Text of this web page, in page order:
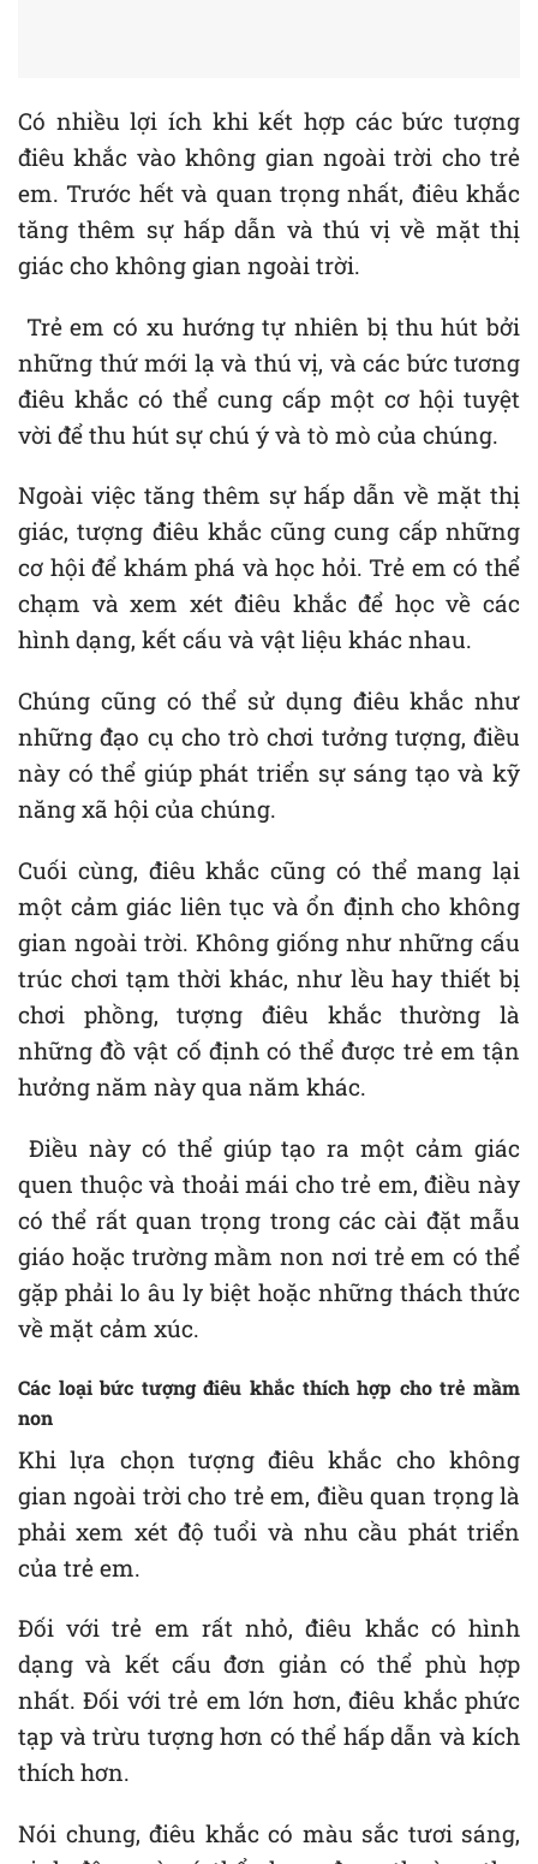
Có nhiều lợi ích khi kết hợp các bức tượng
điêu khắc vào không gian ngoài trời cho trẻ
em. Trước hết và quan trọng nhất, điêu khắc
tăng thêm sự hấp dẫn và thú vị về mặt thị
giác cho không gian ngoài trời.
Trẻ em có xu hướng tự nhiên bị thu hút bởi
những thứ mới lạ và thú vị, và các bức tương
điêu khắc có thể cung cấp một cơ hội tuyệt
vời để thu hút sự chú ý và tò mò của chúng.
Ngoài việc tăng thêm sự hấp dẫn về mặt thị
giác, tượng điêu khắc cũng cung cấp những
cơ hội để khám phá và học hỏi. Trẻ em có thể
chạm và xem xét điêu khắc để học về các
hình dạng, kết cấu và vật liệu khác nhau.
Chúng cũng có thể sử dụng điêu khắc như
những đạo cụ cho trò chơi tưởng tượng, điều
này có thể giúp phát triển sự sáng tạo và kỹ
năng xã hội của chúng.
Cuối cùng, điêu khắc cũng có thể mang lại
một cảm giác liên tục và ổn định cho không
gian ngoài trời. Không giống như những cấu
trúc chơi tạm thời khác, như lều hay thiết bị
chơi phồng, tượng điêu khắc thường là
những đồ vật cố định có thể được trẻ em tận
hưởng năm này qua năm khác.
Điều này có thể giúp tạo ra một cảm giác
quen thuộc và thoải mái cho trẻ em, điều này
có thể rất quan trọng trong các cài đặt mẫu
giáo hoặc trường mầm non nơi trẻ em có thể
gặp phải lo âu ly biệt hoặc những thách thức
về mặt cảm xúc.
Các loại bức tượng điêu khắc thích hợp cho trẻ mầm
non
Khi lựa chọn tượng điêu khắc cho không
gian ngoài trời cho trẻ em, điều quan trọng là
phải xem xét độ tuổi và nhu cầu phát triển
của trẻ em.
Đối với trẻ em rất nhỏ, điêu khắc có hình
dạng và kết cấu đơn giản có thể phù hợp
nhất. Đối với trẻ em lớn hơn, điêu khắc phức
tạp và trừu tượng hơn có thể hấp dẫn và kích
thích hơn.
Nói chung, điêu khắc có màu sắc tươi sáng,